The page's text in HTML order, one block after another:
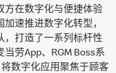
方在数字化与便捷体验
速推进数字化转型，
，打造了一系列标杆性
劳App、RGM Boss系
数字化应用聚焦于顾客